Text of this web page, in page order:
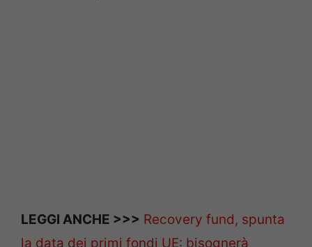
LEGGI ANCHE >>> Recovery fund, spunta
la data dei primi fondi UE: bisognerà